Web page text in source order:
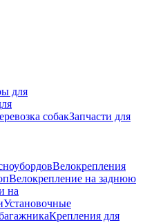
для
собакЗапчасти для
Велокрепления
Велокрепление на заднюю
на
Установочные
Крепления для